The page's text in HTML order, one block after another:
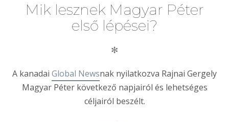
Mik lesznek Magyar Péter
első lépései?
✻
A kanadai Global Newsnak nyilatkozva Rajnai Gergely
Magyar Péter következő napjairól és lehetséges
céljairól beszélt.